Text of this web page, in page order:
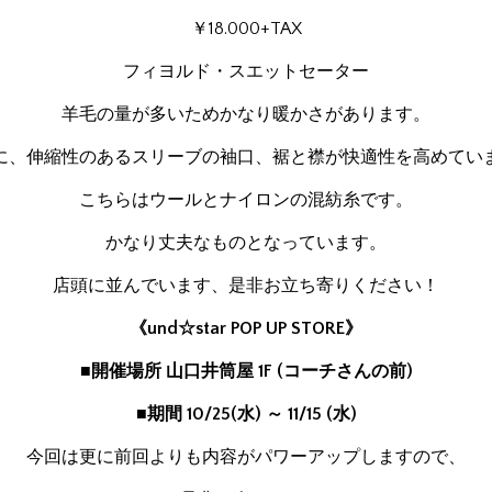
￥18.000+TAX
フィヨルド・スエットセーター
羊毛の量が多いためかなり暖かさがあります。
、伸縮性のあるスリーブの袖口、裾と襟が快適性を高めてい
こちらはウールとナイロンの混紡糸です。
かなり丈夫なものとなっています。
店頭に並んでいます、是非お立ち寄りください！
《und☆star POP UP STORE》
■開催場所 山口井筒屋 1F (コーチさんの前)
■期間 10/25(水) ～ 11/15 (水)
今回は更に前回よりも内容がパワーアップしますので、